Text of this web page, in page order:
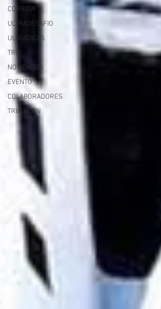
CORRIDA
ULTRADESAFIO
ULTRADICAS
TRIP
NOVIDADES
EVENTO
COLABORADORES
TRIATHLON